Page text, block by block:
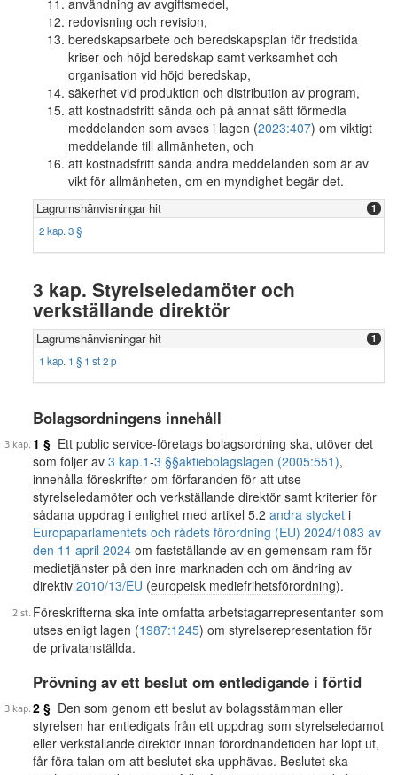
användning av avgiftsmedel,
redovisning och revision,
beredskapsarbete och beredskapsplan för fredstida
kriser och höjd beredskap samt verksamhet och
organisation vid höjd beredskap,
säkerhet vid produktion och distribution av program,
att kostnadsfritt sända och på annat sätt förmedla
meddelanden som avses i lagen (2023:407) om viktigt
meddelande till allmänheten, och
att kostnadsfritt sända andra meddelanden som är av
vikt för allmänheten, om en myndighet begär det.
Lagrumshänvisningar hit 1
2 kap. 3 §
3 kap. Styrelseledamöter och
verkställande direktör
Lagrumshänvisningar hit 1
1 kap. 1 § 1 st 2 p
Bolagsordningens innehåll
1 § Ett public service-företags bolagsordning ska, utöver det
som följer av 3 kap.1-3 §§aktiebolagslagen (2005:551),
innehålla föreskrifter om förfaranden för att utse
styrelseledamöter och verkställande direktör samt kriterier för
sådana uppdrag i enlighet med artikel 5.2 andra stycket i
Europaparlamentets och rådets förordning (EU) 2024/1083 av
den 11 april 2024 om fastställande av en gemensam ram för
medietjänster på den inre marknaden och om ändring av
direktiv 2010/13/EU (europeisk mediefrihetsförordning).
Föreskrifterna ska inte omfatta arbetstagarrepresentanter som
utses enligt lagen (1987:1245) om styrelserepresentation för
de privatanställda.
Prövning av ett beslut om entledigande i förtid
2 § Den som genom ett beslut av bolagsstämman eller
styrelsen har entledigats från ett uppdrag som styrelseledamot
eller verkställande direktör innan förordnandetiden har löpt ut,
får föra talan om att beslutet ska upphävas. Beslutet ska